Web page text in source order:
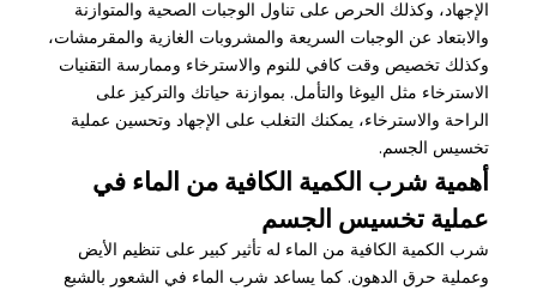
الإجهاد، وكذلك الحرص على تناول الوجبات الصحية والمتوازنة
والابتعاد عن الوجبات السريعة والمشروبات الغازية والمقرمشات،
وكذلك تخصيص وقت كافي للنوم والاسترخاء وممارسة التقنيات
الاسترخاء مثل اليوغا والتأمل. بموازنة حياتك والتركيز على
الراحة والاسترخاء، يمكنك التغلب على الإجهاد وتحسين عملية
تخسيس الجسم.
أهمية شرب الكمية الكافية من الماء في
عملية تخسيس الجسم
شرب الكمية الكافية من الماء له تأثير كبير على تنظيم الأيض
وعملية حرق الدهون. كما يساعد شرب الماء في الشعور بالشبع